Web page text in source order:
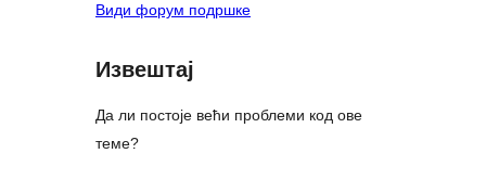
Види форум подршке
Извештај
Да ли постоје већи проблеми код ове
теме?